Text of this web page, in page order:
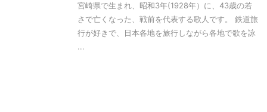
宮崎県で生まれ、昭和3年(1928年）に、43歳の若
さで亡くなった、戦前を代表する歌人です。 鉄道旅
行が好きで、日本各地を旅行しながら各地で歌を詠
...